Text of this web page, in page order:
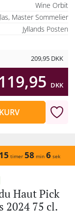
Wine Orbit
Master Sommelier
Jyllands Posten
209,95 DKK
DKK
15 timer 58 min 6 sek
Haut Pick
2024 75 cl.